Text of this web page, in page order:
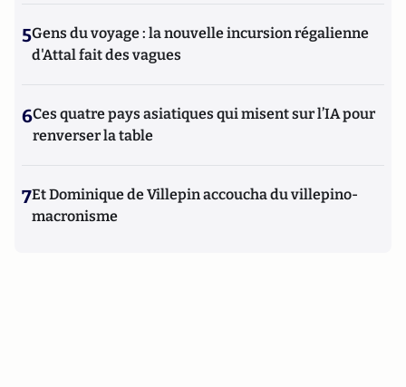
5Gens du voyage : la nouvelle incursion régalienne
d'Attal fait des vagues
6Ces quatre pays asiatiques qui misent sur l’IA pour
renverser la table
7Et Dominique de Villepin accoucha du villepino-
macronisme